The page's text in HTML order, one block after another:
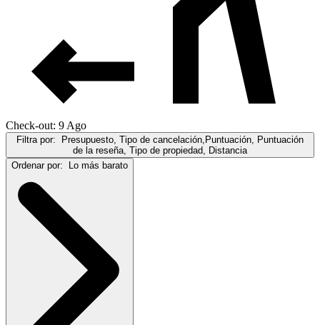
Check-out: 9 Ago
Filtra por: Presupuesto, Tipo de cancelación,Puntuación, Puntuación
de la reseña, Tipo de propiedad, Distancia
Ordenar por: Lo más barato